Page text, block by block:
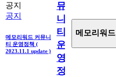
공지
공지
메모리워드 커뮤니
티 운영정책 (
2023.11.1 update )
뮤
니
티
운
영
정
메모리워드